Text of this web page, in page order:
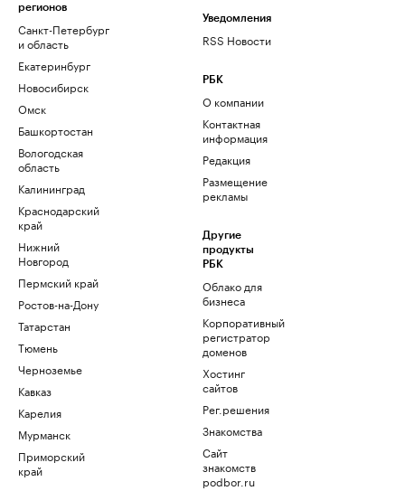
регионов
Санкт-Петербург
и область
Екатеринбург
Новосибирск
Омск
Башкортостан
Вологодская
область
Калининград
Краснодарский
край
Нижний
Новгород
Пермский край
Ростов-на-Дону
Татарстан
Тюмень
Черноземье
Кавказ
Карелия
Мурманск
Приморский
край
Уведомления
RSS Новости
РБК
О компании
Контактная
информация
Редакция
Размещение
рекламы
Другие
продукты
РБК
Облако для
бизнеса
Корпоративный
регистратор
доменов
Хостинг
сайтов
Рег.решения
Знакомства
Сайт
знакомств
podbor.ru